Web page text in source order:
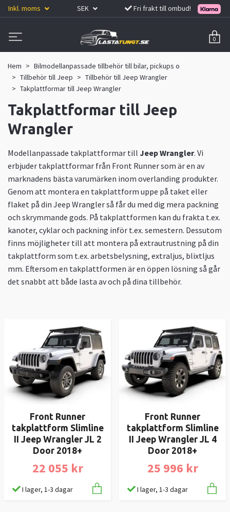
Inkl. moms SEK Fri frakt till ombud!
0
Hem
Bilmodellanpassade tillbehör till bilar, pickups o
Tillbehör till Jeep
Tillbehör till Jeep Wrangler
Takplattformar till Jeep Wrangler
Takplattformar till Jeep
Wrangler
Modellanpassade takplattformar till Jeep Wrangler. Vi
erbjuder takplattformar från Front Runner som är en av
marknadens bästa varumärken inom overlanding produkter.
Genom att montera en takplattform uppe på taket eller
flaket på din Jeep Wrangler så får du med dig mera packning
och skrymmande gods. På takplattformen kan du frakta t.ex.
kanoter, cyklar och packning inför t.ex. semestern. Dessutom
finns möjligheter till att montera på extrautrustning på din
takplattform som t.ex. arbetsbelysning, extraljus, blixtljus
mm. Eftersom en takplattformen är en öppen lösning så går
det snabbt att både lasta av och på dina tillbehör.
Front Runner
takplattform Slimline
II Jeep Wrangler JL 2
Door 2018+
22 055 kr
I lager, 1-3 dagar
Front Runner
takplattform Slimline
II Jeep Wrangler JL 4
Door 2018+
25 996 kr
I lager, 1-3 dagar